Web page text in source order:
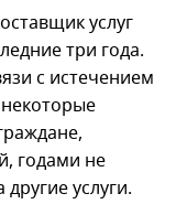
услуг
три года.
с истечением
годами не
услуги.